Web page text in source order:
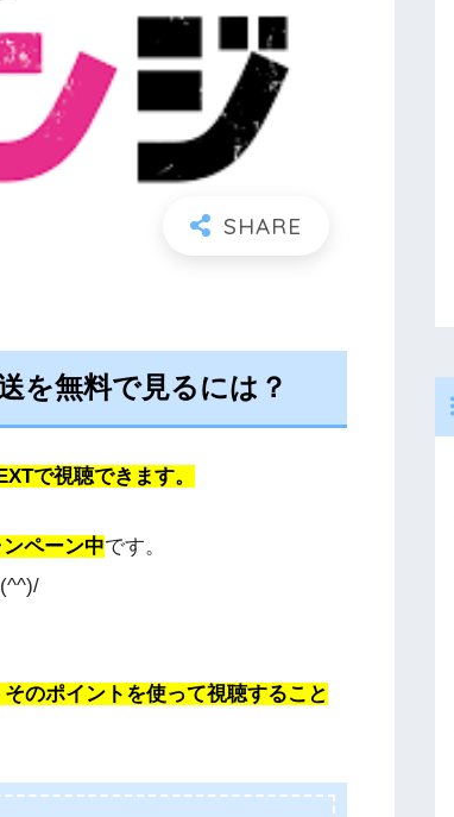
を無料で見るには？
で視聴できます。
ペーン中です。
のポイントを使って視聴すること